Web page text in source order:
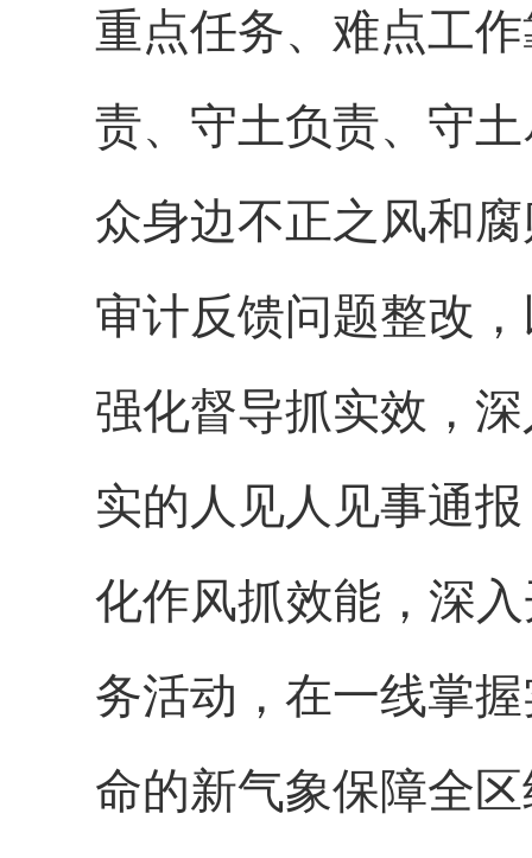
重点任务、难点工
责、守土负责、守
众身边不正之风和
审计反馈问题整改
强化督导抓实效 ，
实的人见人见事通
化作风抓效能 ，深
务活动，在一线掌
命的新气象保障全